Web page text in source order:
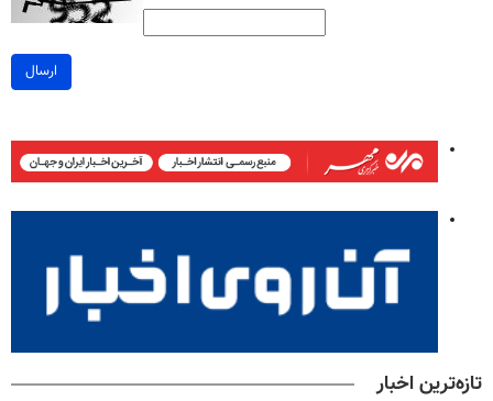
ارسال
تازه‌ترین اخبار